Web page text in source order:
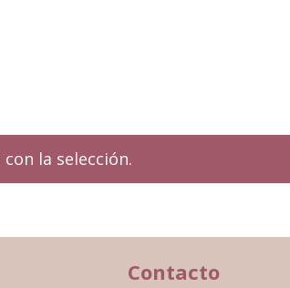
la selección.
Contacto